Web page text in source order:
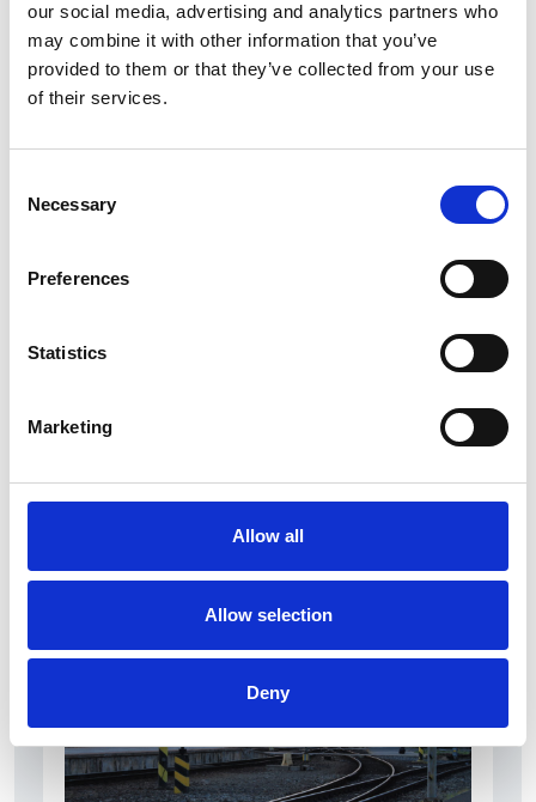
our social media, advertising and analytics partners who
may combine it with other information that you’ve
provided to them or that they’ve collected from your use
of their services.
Selection
Necessary
Preferences
Statistics
Marketing
Allow all
Allow selection
Deny
Nel primo semestre è aumentata fortemente la
costruzione di nuove abitazioni
Repubblica Ceca